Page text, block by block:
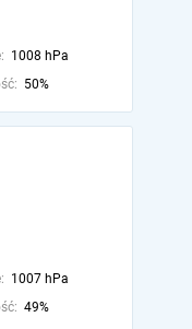
1008 hPa
50%
1007 hPa
49%